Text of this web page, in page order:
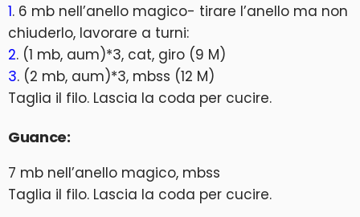
1. 6 mb nell’anello magico- tirare l’anello ma non
chiuderlo, lavorare a turni:
2. (1 mb, aum)*3, cat, giro (9 M)
3. (2 mb, aum)*3, mbss (12 M)
Taglia il filo. Lascia la coda per cucire.
Guance:
7 mb nell’anello magico, mbss
Taglia il filo. Lascia la coda per cucire.